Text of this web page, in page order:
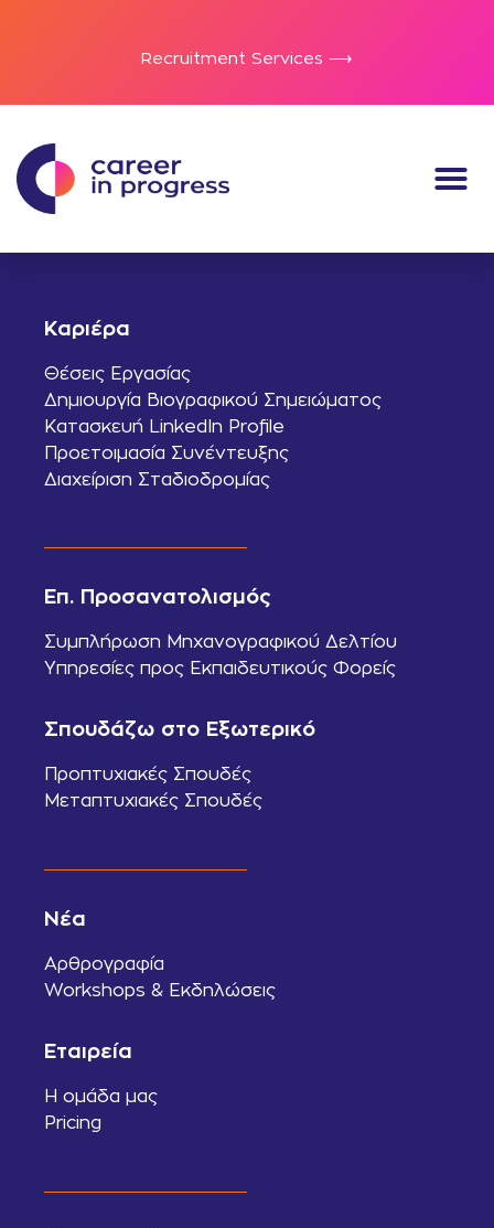
Recruitment Services ⟶
Καριέρα
Θέσεις Εργασίας
Δημιουργία Βιογραφικού Σημειώματος
Κατασκευή LinkedIn Profile
Προετοιμασία Συνέντευξης
Διαχείριση Σταδιοδρομίας
Επ. Προσανατολισμός
Συμπλήρωση Μηχανογραφικού Δελτίου
Υπηρεσίες προς Εκπαιδευτικούς Φορείς
Σπουδάζω στο Εξωτερικό
Προπτυχιακές Σπουδές
Μεταπτυχιακές Σπουδές
Νέα
Αρθρογραφία
Workshops & Εκδηλώσεις
Εταιρεία
Η ομάδα μας
Pricing